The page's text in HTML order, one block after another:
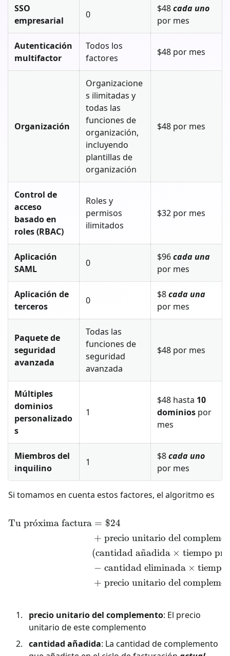
SSO
empresarial
0
$48cada uno
por mes
Autenticación
multifactor
Todos los
factores
$48 por mes
Organización
Organizacione
s ilimitadas y
todas las
funciones de
organización,
incluyendo
plantillas de
organización
$48 por mes
Control de
acceso
basado en
roles (RBAC)
Roles y
permisos
ilimitados
$32 por mes
Aplicación
SAML
0
$96cada una
por mes
Aplicación de
terceros
0
$8cada una
por mes
Paquete de
seguridad
avanzada
Todas las
funciones de
seguridad
avanzada
$48 por mes
Múltiples
dominios
personalizado
s
1
$48 hasta 10
dominios por
mes
Miembros del
inquilino
1
$8cada uno
por mes
Si tomamos en cuenta estos factores, el algoritmo es
\begin{align*} \text{Tu
Tu pro
ˊxima factura = $24
+ precio unitario del
(cantidad an
˜adida × tiempo
− cantidad eliminada × tiempo
+ precio unitario del
precio unitario del complemento: El precio
unitario de este complemento
cantidad añadida: La cantidad de complemento